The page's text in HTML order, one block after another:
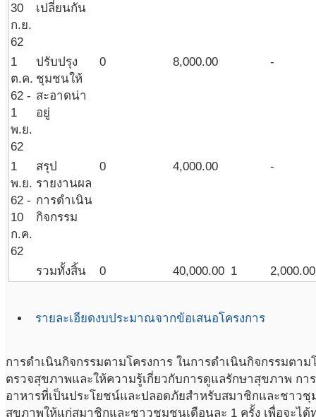
30
ก.ย.
62
เปลี่ยนกัน
1
ต.ค.
62 -
1
พ.ย.
62
ปรับปรุง
ชุมชนให้
สะอาดน่า
อยู่
0 8,000.00 -
1
พ.ย.
62 -
10
ก.ค.
62
สรุป
รายงานผล
การดำเนิน
กิจกรรม
0 4,000.00 -
รวมทั้งสิ้น 0 40,000.00 1 2,000.00
รายละเอียดงบประมาณจากข้อเสนอโครงการ
การดำเนินกิจกรรมตามโครงการ ในการดำเนินกิจกรรมตา
ตรวจสุขภาพและให้ความรู้เกี่ยวกับการดูแลรักษาสุขภาพ กา
อาหารที่เป็นประโยชน์และปลอดภัยสำหรับสมาชิกและชาว
สุขภาพให้แก่สมาชิกและชาวชุมชนเดือนละ 1 ครั้ง เพื่อจะได้